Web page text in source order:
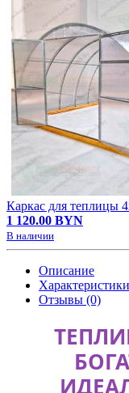
Каркас для теплицы
1 120.00 BYN
В наличии
Описание
Характеристики
Отзывы (0)